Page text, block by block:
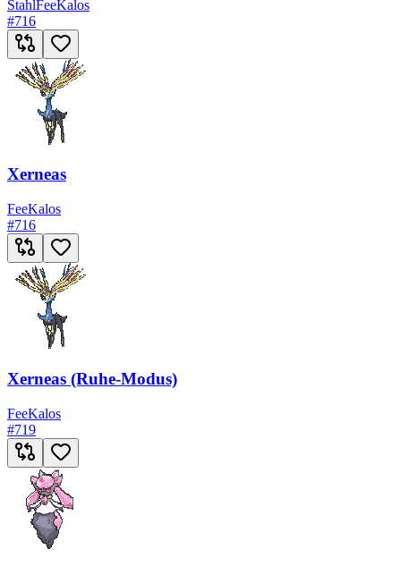
StahlFeeKalos
#716
Xerneas
FeeKalos
#716
Xerneas (Ruhe-Modus)
FeeKalos
#719